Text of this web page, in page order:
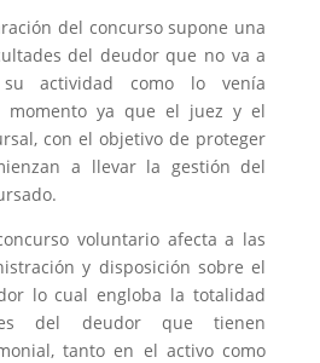
del concurso supone una
del deudor que no va a
actividad como lo venía
momento ya que el juez y el
con el objetivo de proteger
a llevar la gestión del
voluntario afecta a las
y disposición sobre el
lo cual engloba la totalidad
del deudor que tienen
tanto en el activo como